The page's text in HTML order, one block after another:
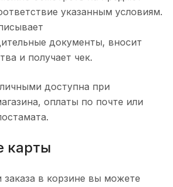
указанным условиям.
документы, вносит
и получает чек.
доступна при
оплаты по почте или
карты
в корзине вы можете